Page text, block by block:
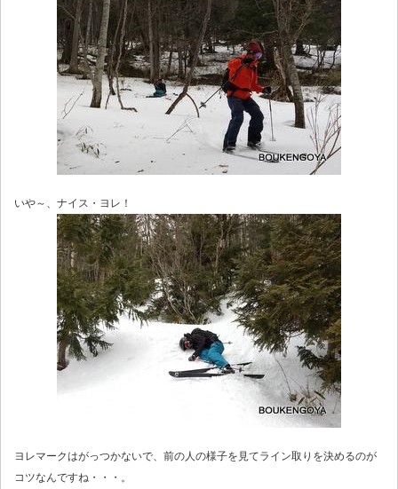
いや～、ナイス・ヨレ！
ヨレマークはがっつかないで、前の人の様子を見てライン取りを決めるのが
コツなんですね・・・。